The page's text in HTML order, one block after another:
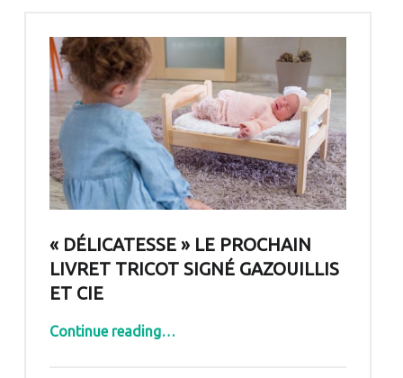
« DÉLICATESSE » LE PROCHAIN
LIVRET TRICOT SIGNÉ GAZOUILLIS
ET CIE
Continue reading“« Délicatesse » le prochain livret tricot signé Gazouillis et cie”
…